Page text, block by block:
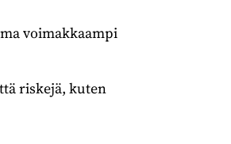
voimakkaampi
riskejä, kuten